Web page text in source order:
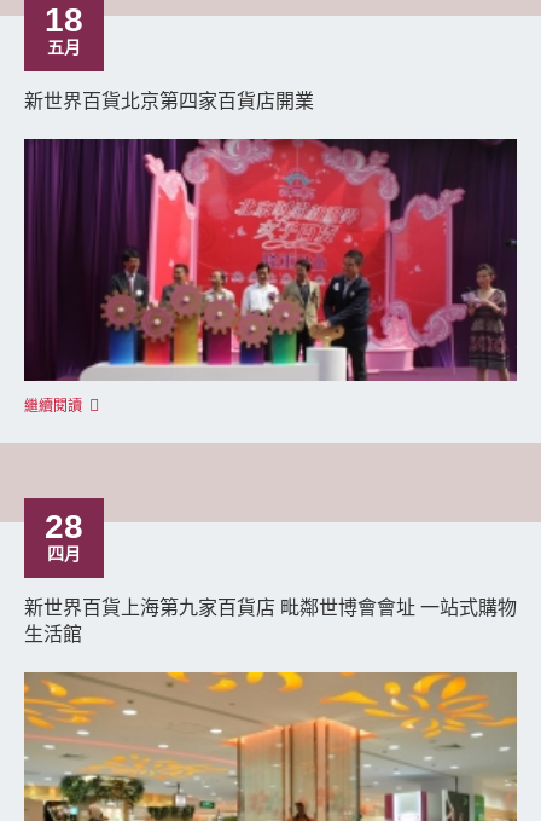
18
五月
新世界百貨北京第四家百貨店開業
繼續閱讀
28
四月
新世界百貨上海第九家百貨店 毗鄰世博會會址 一站式購物
生活館